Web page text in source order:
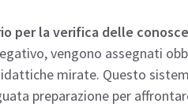
per la verifica delle
vengono assegnati
mirate. Questo
preparazione per